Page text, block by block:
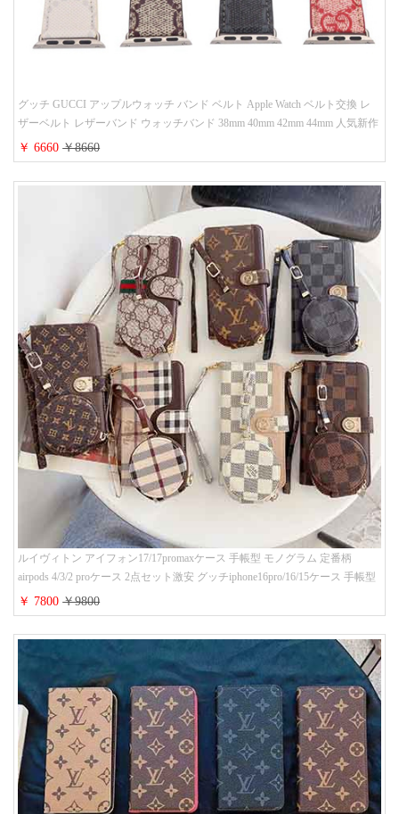
グッチ GUCCI アップルウォッチ バンド ベルト Apple Watch ベルト交換 レ
ザーベルト レザーバンド ウォッチバンド 38mm 40mm 42mm 44mm 人気新作
￥ 6660￥8660
ルイヴィトン アイフォン17/17promaxケース 手帳型 モノグラム 定番柄
airpods 4/3/2 proケース 2点セット激安 グッチiphone16pro/16/15ケース 手帳型
財布カード入り 多機能 ハイ ブランド Galaxy S25/S24/S23手帳カバー おすす
め
￥ 7800￥9800